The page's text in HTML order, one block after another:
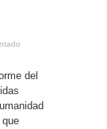
del